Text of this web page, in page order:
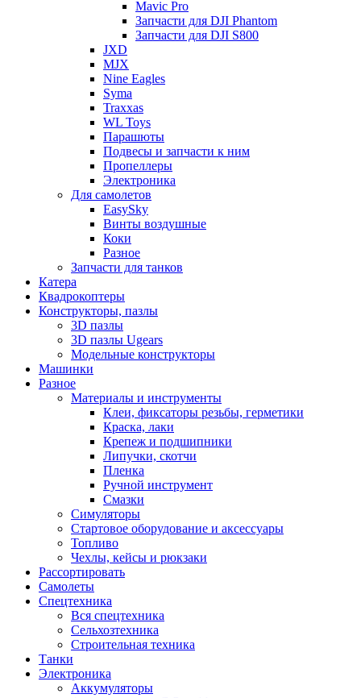
Mavic Pro
Запчасти для DJI Phantom
Запчасти для DJI S800
JXD
MJX
Nine Eagles
Syma
Traxxas
WL Toys
Парашюты
Подвесы и запчасти к ним
Пропеллеры
Электроника
Для самолетов
EasySky
Винты воздушные
Коки
Разное
Запчасти для танков
Катера
Квадрокоптеры
Конструкторы, пазлы
3D пазлы
3D пазлы Ugears
Модельные конструкторы
Машинки
Разное
Материалы и инструменты
Клеи, фиксаторы резьбы, герметики
Краска, лаки
Крепеж и подшипники
Липучки, скотчи
Пленка
Ручной инструмент
Смазки
Симуляторы
Стартовое оборудование и аксессуары
Топливо
Чехлы, кейсы и рюкзаки
Рассортировать
Самолеты
Спецтехника
Вся спецтехника
Сельхозтехника
Строительная техника
Танки
Электроника
Аккумуляторы